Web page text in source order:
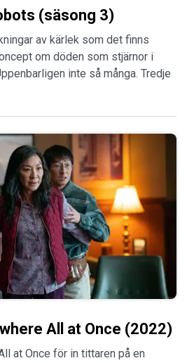
(säsong 3)
av kärlek som det finns
om döden som stjärnor i
inte så många. Tredje
All at Once (2022)
at Once för in tittaren på en